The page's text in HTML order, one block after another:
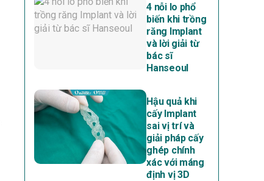
4 nỗi lo phổ
biến khi trồng
răng Implant
và lời giải từ
bác sĩ
Hanseoul
Hậu quả khi
cấy Implant
sai vị trí và
giải pháp cấy
ghép chính
xác với máng
định vị 3D